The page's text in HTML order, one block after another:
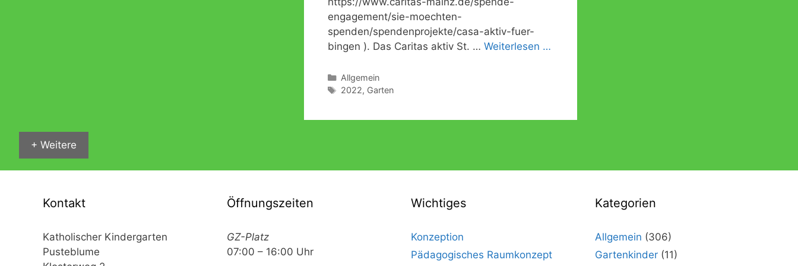
engagement/sie-moechten-
spenden/spendenprojekte/casa-aktiv-fuer-
bingen ). Das Caritas aktiv St. … Weiterlesen …
Kategorien
Allgemein
Schlagwörter
2022, Garten
+ Weitere
Kontakt
Katholischer Kindergarten
Pusteblume
Öffnungszeiten
GZ-Platz
07:00 – 16:00 Uhr
Wichtiges
Konzeption
Pädagogisches Raumkonzept
Kategorien
Allgemein (306)
Gartenkinder (11)